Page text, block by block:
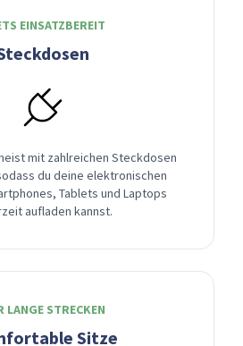
EINSATZBEREIT
mit zahlreichen Steckdosen
du deine elektronischen
Tablets und Laptops
aufladen kannst.
LANGE STRECKEN
Sitze